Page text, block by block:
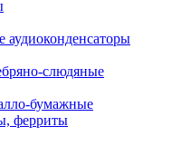
аудиоконденсаторы
слюдяные
бумажные
ферриты